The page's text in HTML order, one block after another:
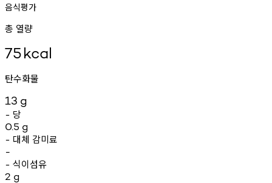
음식평가
총 열량
75kcal
탄수화물
13 g
- 당
0.5 g
- 대체 감미료
-
- 식이섬유
2 g